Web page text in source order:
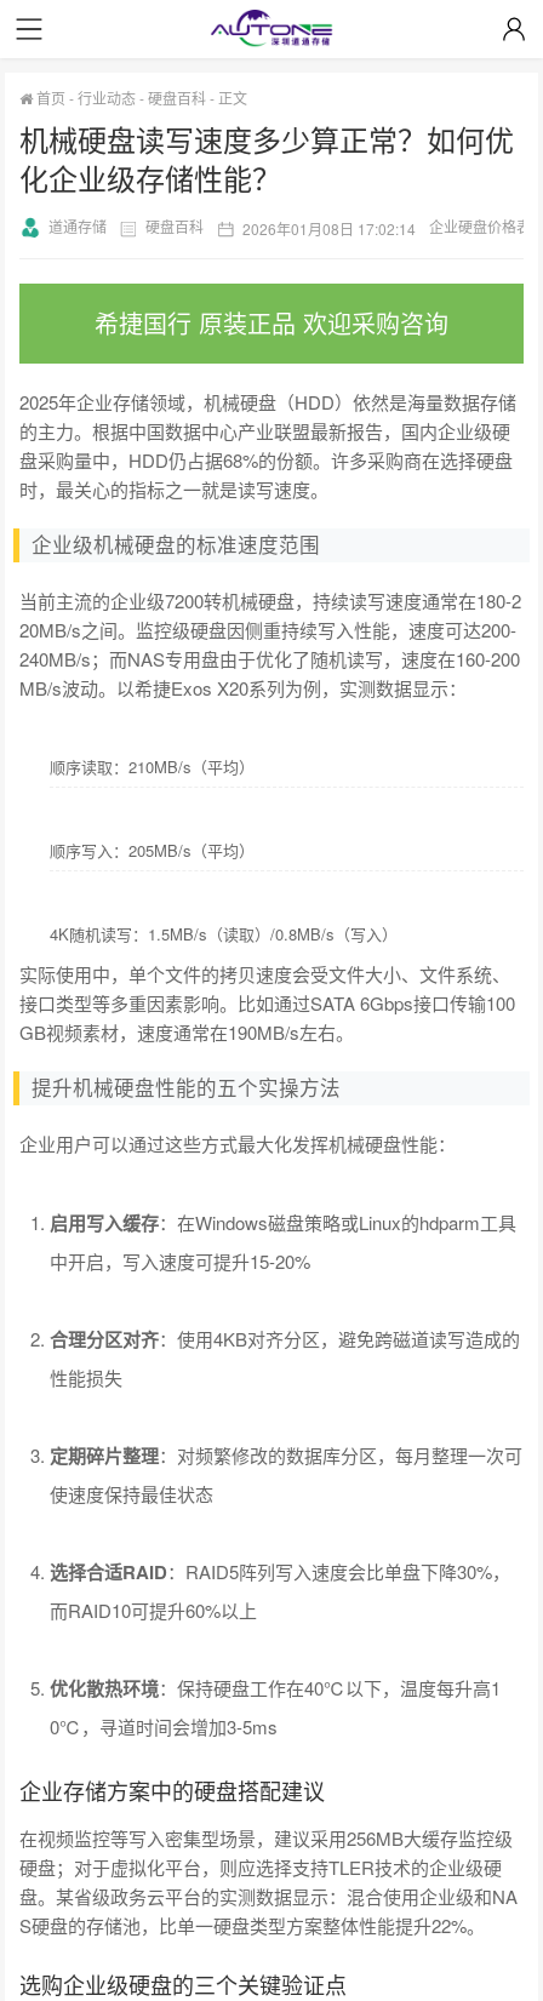
首页 -行业动态-硬盘百科- 正文
机械硬盘读写速度多少算正常？如何优
化企业级存储性能？
道通存储 硬盘百科 2026年01月08日 17:02:14 企业硬盘价格表
希捷国行 原装正品 欢迎采购咨询
2025年企业存储领域，机械硬盘（HDD）依然是海量数据存储
的主力。根据中国数据中心产业联盟最新报告，国内企业级硬
盘采购量中，HDD仍占据68%的份额。许多采购商在选择硬盘
时，最关心的指标之一就是读写速度。
企业级机械硬盘的标准速度范围
当前主流的企业级7200转机械硬盘，持续读写速度通常在180-2
20MB/s之间。监控级硬盘因侧重持续写入性能，速度可达200-
240MB/s；而NAS专用盘由于优化了随机读写，速度在160-200
MB/s波动。以希捷Exos X20系列为例，实测数据显示：
顺序读取：210MB/s（平均）
顺序写入：205MB/s（平均）
4K随机读写：1.5MB/s（读取）/0.8MB/s（写入）
实际使用中，单个文件的拷贝速度会受文件大小、文件系统、
接口类型等多重因素影响。比如通过SATA 6Gbps接口传输100
GB视频素材，速度通常在190MB/s左右。
提升机械硬盘性能的五个实操方法
企业用户可以通过这些方式最大化发挥机械硬盘性能：
启用写入缓存：在Windows磁盘策略或Linux的hdparm工具
中开启，写入速度可提升15-20%
合理分区对齐：使用4KB对齐分区，避免跨磁道读写造成的
性能损失
定期碎片整理：对频繁修改的数据库分区，每月整理一次可
使速度保持最佳状态
选择合适RAID：RAID5阵列写入速度会比单盘下降30%，
而RAID10可提升60%以上
优化散热环境：保持硬盘工作在40℃以下，温度每升高1
0℃，寻道时间会增加3-5ms
企业存储方案中的硬盘搭配建议
在视频监控等写入密集型场景，建议采用256MB大缓存监控级
硬盘；对于虚拟化平台，则应选择支持TLER技术的企业级硬
盘。某省级政务云平台的实测数据显示：混合使用企业级和NA
S硬盘的存储池，比单一硬盘类型方案整体性能提升22%。
选购企业级硬盘的三个关键验证点